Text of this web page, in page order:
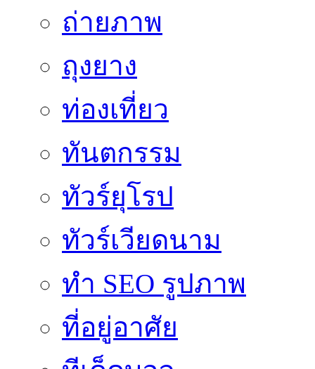
ถ่ายภาพ
ถุงยาง
ท่องเที่ยว
ทันตกรรม
ทัวร์ยุโรป
ทัวร์เวียดนาม
ทำ SEO รูปภาพ
ที่อยู่อาศัย